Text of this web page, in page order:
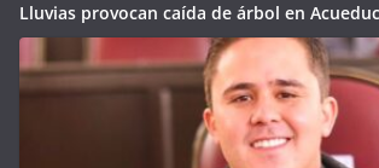
Lluvias provocan caída de árbol en